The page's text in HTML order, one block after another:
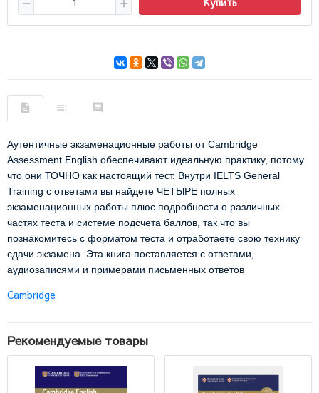
Аутентичные экзаменационные работы от Cambridge
Assessment English обеспечивают идеальную практику, потому
что они ТОЧНО как настоящий тест. Внутри IELTS General
Training с ответами вы найдете ЧЕТЫРЕ полных
экзаменационных работы плюс подробности о различных
частях теста и системе подсчета баллов, так что вы
познакомитесь с форматом теста и отработаете свою технику
сдачи экзамена. Эта книга поставляется с ответами,
аудиозаписями и примерами письменных ответов
Cambridge
Рекомендуемые товары